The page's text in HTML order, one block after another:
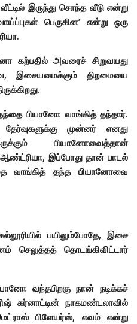
இருந்து சொந்த வீடு என்று
பெருகின’ என்று ஒரு
கற்பதில் அவரைச் சிறுவயது
இசையமைக்கும் திறமையை
பியானோ வாங்கித் தந்தார்.
முன்னர் எனது
பியானோவைத்தான்
ஆண்ட்ரியா, இப்போது தான் பாடல்
வாங்கித் தந்த பியானோவை
பயிலும்போதே, இசை
செலுத்தத் தொடங்கிவிட்டார்
வந்தபிறகு நான் நடிக்கச்
கர்னாட்டின் நாகமண்டலாவில்
பிளேயர்ஸ், எவம் என்று